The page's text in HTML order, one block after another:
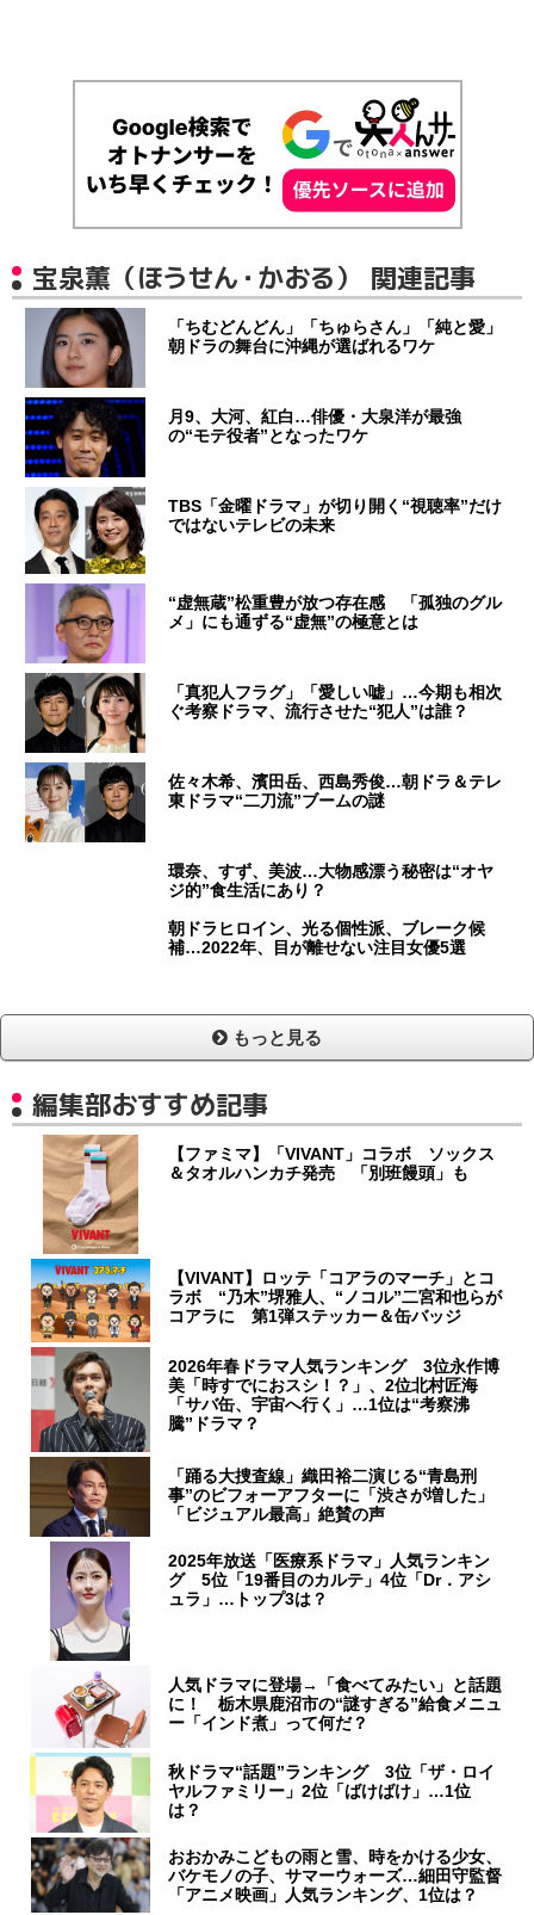
宝泉薫（ほうせん・かおる） 関連記事
「ちむどんどん」「ちゅらさん」「純と愛」
朝ドラの舞台に沖縄が選ばれるワケ
月9、大河、紅白…俳優・大泉洋が最強
の“モテ役者”となったワケ
TBS「金曜ドラマ」が切り開く“視聴率”だけ
ではないテレビの未来
“虚無蔵”松重豊が放つ存在感 「孤独のグル
メ」にも通ずる“虚無”の極意とは
「真犯人フラグ」「愛しい嘘」…今期も相次
ぐ考察ドラマ、流行させた“犯人”は誰？
佐々木希、濱田岳、西島秀俊…朝ドラ＆テレ
東ドラマ“二刀流”ブームの謎
環奈、すず、美波…大物感漂う秘密は“オヤ
ジ的”食生活にあり？
朝ドラヒロイン、光る個性派、ブレーク候
補…2022年、目が離せない注目女優5選
もっと見る
編集部おすすめ記事
【ファミマ】「VIVANT」コラボ ソックス
＆タオルハンカチ発売 「別班饅頭」も
【VIVANT】ロッテ「コアラのマーチ」とコ
ラボ “乃木”堺雅人、“ノコル”二宮和也らが
コアラに 第1弾ステッカー＆缶バッジ
2026年春ドラマ人気ランキング 3位永作博
美「時すでにおスシ！？」、2位北村匠海
「サバ缶、宇宙へ行く」…1位は“考察沸
騰”ドラマ？
「踊る大捜査線」織田裕二演じる“青島刑
事”のビフォーアフターに「渋さが増した」
「ビジュアル最高」絶賛の声
2025年放送「医療系ドラマ」人気ランキン
グ 5位「19番目のカルテ」4位「Dr．アシ
ュラ」…トップ3は？
人気ドラマに登場→「食べてみたい」と話題
に！ 栃木県鹿沼市の“謎すぎる”給食メニュ
ー「インド煮」って何だ？
秋ドラマ“話題”ランキング 3位「ザ・ロイ
ヤルファミリー」2位「ばけばけ」…1位
は？
おおかみこどもの雨と雪、時をかける少女、
バケモノの子、サマーウォーズ…細田守監督
「アニメ映画」人気ランキング、1位は？